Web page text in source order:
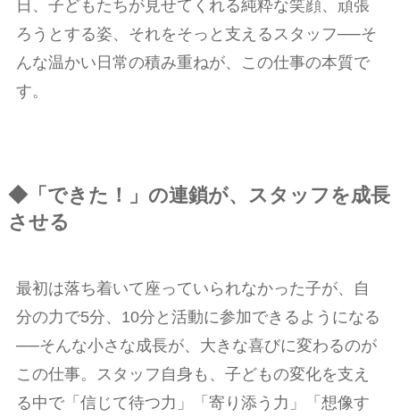
日、子どもたちが見せてくれる純粋な笑顔、頑張
ろうとする姿、それをそっと支えるスタッフ──そ
んな温かい日常の積み重ねが、この仕事の本質で
す。
◆「できた！」の連鎖が、スタッフを成長
させる
最初は落ち着いて座っていられなかった子が、自
分の力で5分、10分と活動に参加できるようになる
──そんな小さな成長が、大きな喜びに変わるのが
この仕事。スタッフ自身も、子どもの変化を支え
る中で「信じて待つ力」「寄り添う力」「想像す